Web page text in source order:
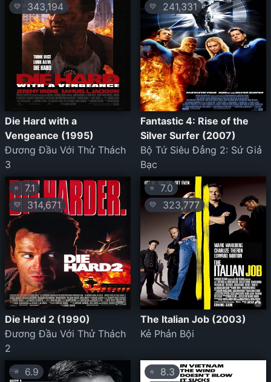
💛 343,194
Die Hard with a
Vengeance (1995)
Đương Đầu Với Thử Thách
3
💛 241,331
Fantastic 4: Rise of the
Silver Surfer (2007)
Bộ Tứ Siêu Đẳng 2: Sứ Giả
Bạc
⭐ 7.1
💛 314,671
Die Hard 2 (1990)
Đương Đầu Với Thử Thách
2
⭐ 7.0
💛 323,777
The Italian Job (2003)
Kẻ Phản Bội
⭐ 6.9 ⭐ 8.3